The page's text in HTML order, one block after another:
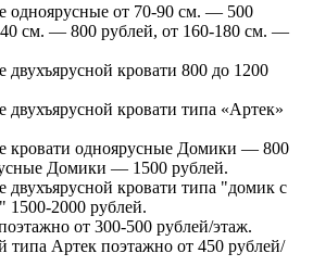
одноярусные от 70-90 см. — 500
см. — 800 рублей, от 160-180 см. —
кровати 800 до 1200
кровати типа «Артек»
кровати одноярусные Домики — 800
Домики — 1500 рублей.
двухъярусной кровати типа "домик с
1500-2000 рублей.
от 300-500 рублей/этаж.
типа Артек поэтажно от 450 рублей/